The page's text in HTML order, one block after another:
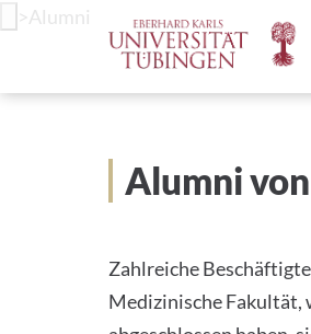
>Alumni
Alumni
Zahlreiche
Medizinische Fakultät,